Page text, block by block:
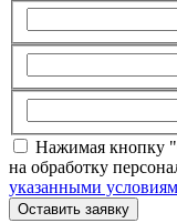
Нажимая кнопку
на обработку
указанными
Оставить заявку